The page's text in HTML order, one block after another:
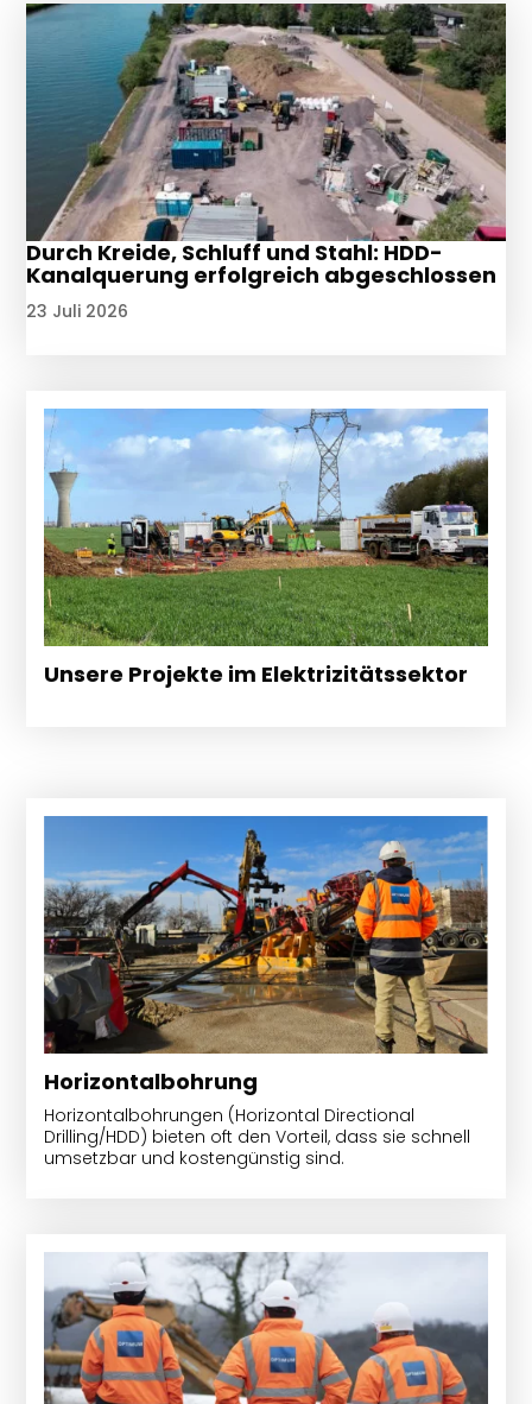
Durch Kreide, Schluff und Stahl: HDD-
Kanalquerung erfolgreich abgeschlossen
23 Juli 2026
Unsere Projekte im Elektrizitätssektor
Horizontalbohrung
Horizontalbohrungen (Horizontal Directional
Drilling/HDD) bieten oft den Vorteil, dass sie schnell
umsetzbar und kostengünstig sind.